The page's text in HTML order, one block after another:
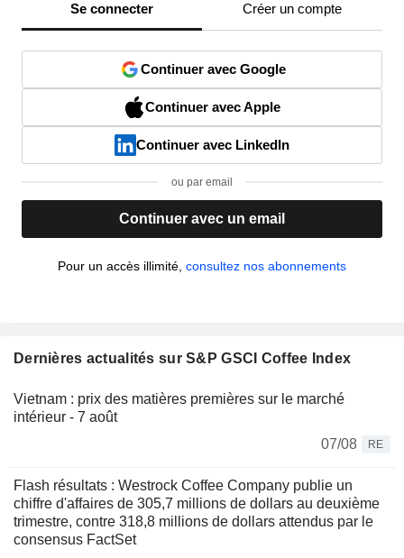
Se connecter Créer un compte
Continuer avec Google
Continuer avec Apple
Continuer avec LinkedIn
ou par email
Continuer avec un email
Pour un accès illimité, consultez nos abonnements
Dernières actualités sur S&P GSCI Coffee Index
Vietnam : prix des matières premières sur le marché
intérieur - 7 août
07/08
RE
Flash résultats : Westrock Coffee Company publie un
chiffre d'affaires de 305,7 millions de dollars au deuxième
trimestre, contre 318,8 millions de dollars attendus par le
consensus FactSet